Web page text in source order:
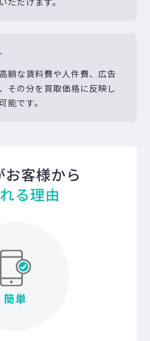
額な賃料費や人件費、広告
その分を買取価格に反映し
能です。
客様から
る理由
簡単